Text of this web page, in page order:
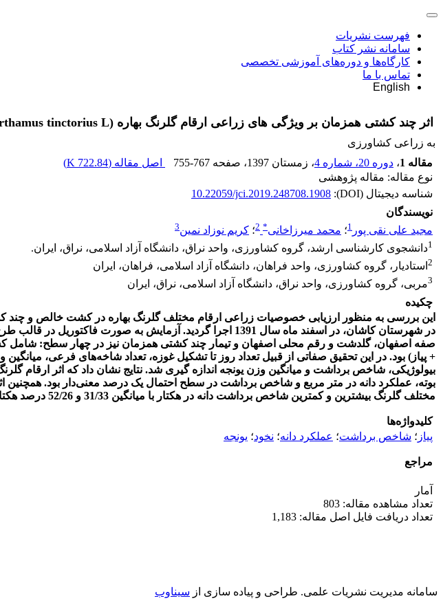
فهرست نشریات
سامانه نشر کتاب
کارگاه‌ها و دوره‌های آموزشی تخصصی
تماس با ما
English
اثر چند کشتی همزمان بر ویژگی های زراعی ارقام گلرنگ بهاره (Carthamus tinctorius L.) در منطقه آران و بیدگل
به زراعی کشاورزی
مقاله 1
، دوره 20، شماره 4 ، زمستان 1397 ، صفحه 755-767 اصل مقاله (722.84 K
)
نوع مقاله: مقاله پژوهشی
شناسه دیجیتال (DOI):
10.22059/jci.2019.248708.1908
نویسندگان
مجید علی نقی پور 1؛ محمد میرزاخانی*
2؛ کریم نوزاد نمین3
1دانشجوی کارشناسی ارشد، گروه کشاورزی، واحد نراق، دانشگاه آزاد اسلامی، نراق، ایران.
2 استادیار، گروه کشاورزی، واحد فراهان، دانشگاه آزاد اسلامی، فراهان، ایران
3مربی، گروه کشاورزی، واحد نراق، دانشگاه آزاد اسلامی، نراق، ایران
چکیده
این بررسی به منظور ارزیابی خصوصیات زراعی ارقام مختلف گلرنگ بهاره در کشت خالص و
در شهرستان کاشان، در اسفند ماه سال 1391 اجرا گردید.
صفه اصفهان، گلدشت و رقم محلی اصفهان و تیمار چند کشتی همزمان نیز در چهار سطح:
+ پیاز) بود. در این تحقیق صفاتی از قبیل تعداد روز تا تشکیل غوزه، تعداد شاخه‌های فرعی، میانگین
بیولوژیکی، شاخص برداشت و میانگین وزن یونجه اندازه گیری شد. نتایج نشان داد که اثر ارقام
بوته، عملکرد دانه در متر مربع و شاخص برداشت در سطح احتمال یک درصد معنی‌دار بود. همچنین
مختلف گلرنگ بیشترین و کمترین شاخص برداشت دانه در هکتار با میانگین 31/33 و 52/26 درصد هکتار به ترتیب مربوط به ارقام محلی اصفهان و رقم صفه بود.
کلیدواژه‌ها
پیاز ؛ شاخص برداشت؛ عملکرد دانه؛ نخود؛ یونجه
مراجع
آمار
تعداد مشاهده مقاله: 803
تعداد دریافت فایل اصل مقاله: 1,183
سامانه مدیریت نشریات علمی. طراحی و پیاده سازی از سیناوب